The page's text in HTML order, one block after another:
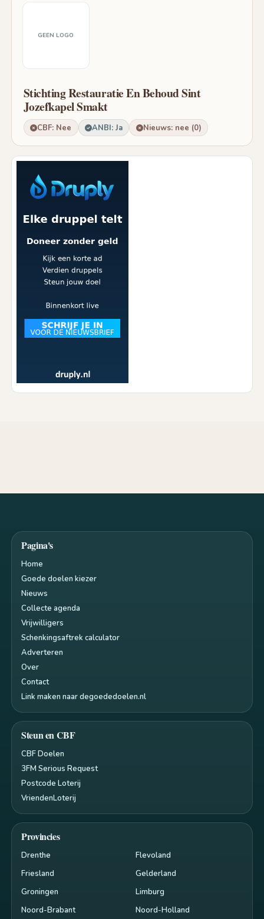
GEEN LOGO
Stichting Restauratie En Behoud Sint
Jozefkapel Smakt
CBF: Nee ANBI: Ja Nieuws: nee (0)
Pagina's
Home
Goede doelen kiezer
Nieuws
Collecte agenda
Vrijwilligers
Schenkingsaftrek calculator
Adverteren
Over
Contact
Link maken naar degoededoelen.nl
Steun en CBF
CBF Doelen
3FM Serious Request
Postcode Loterij
VriendenLoterij
Provincies
Drenthe
Flevoland
Friesland
Gelderland
Groningen
Limburg
Noord-Brabant
Noord-Holland